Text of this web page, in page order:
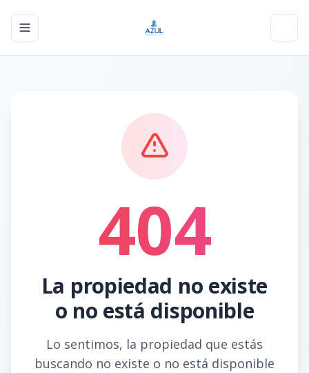
Toggle navigation menu
404
La propiedad no existe
o no está disponible
Lo sentimos, la propiedad que estás
buscando no existe o no está disponible